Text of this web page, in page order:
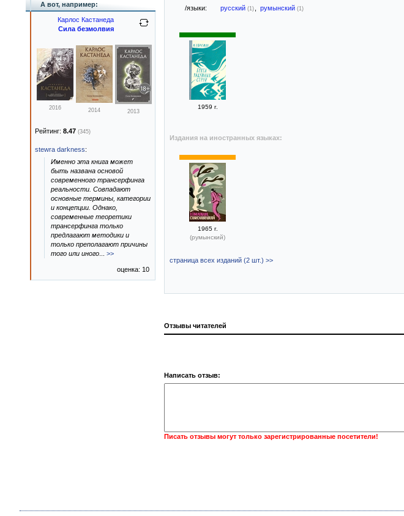
/языки: русский (1) румынский (1)
1959 г.
Издания на иностранных языках:
1965 г.
(румынский)
страница всех изданий (2 шт.) >>
Отзывы читателей
Написать отзыв:
Писать отзывы могут только зарегистрированные посетители!
А вот, например:
Карлос Кастанеда
Сила безмолвия
2016 2014 2013
Рейтинг: 8.47 (345)
stewra darkness:
Именно эта книга может
быть названа основой
современного трансерфинга
реальности. Совпадают
основные термины, категории
и концепции. Однако,
современные теоретики
трансерфинга только
предлагают методики и
только преполагают причины
того или иного
>>
оценка: 10